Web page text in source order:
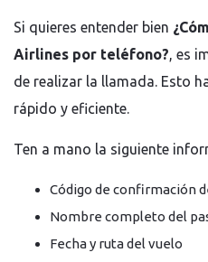
Si quieres entender bien
Airlines por teléfono?, es
de realizar la llamada. Esto
rápido y eficiente.
Ten a mano la siguiente
Código de confirmación
Nombre completo del
Fecha y ruta del vuelo